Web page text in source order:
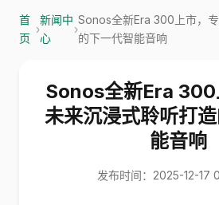
首
页
›
新闻中
心
›
Sonos全新Era 300上市，
的下一代智能音响
Sonos全新Era 300
未来沉浸式聆听打
能音响
发布时间：2025-12-17